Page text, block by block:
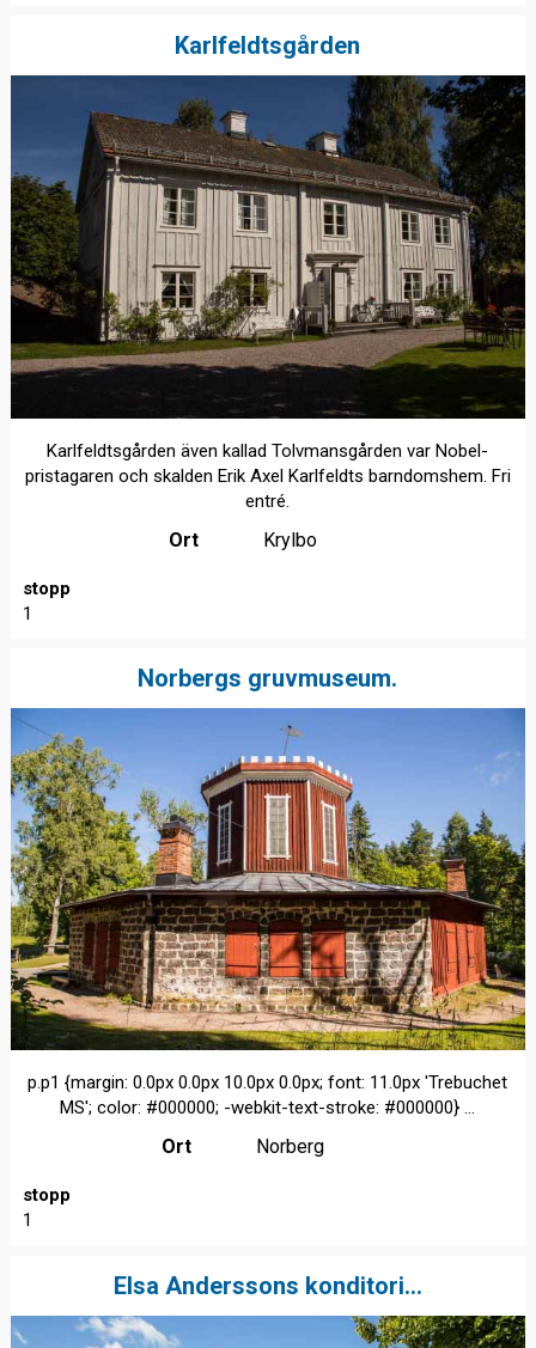
Karlfeldtsgården
Karlfeldtsgården även kallad Tolvmansgården var Nobel-
pristagaren och skalden Erik Axel Karlfeldts barndomshem. Fri
entré.
Ort Krylbo
stopp
1
Norbergs gruvmuseum.
p.p1 {margin: 0.0px 0.0px 10.0px 0.0px; font: 11.0px 'Trebuchet
MS'; color: #000000; -webkit-text-stroke: #000000} ...
Ort Norberg
stopp
1
Elsa Anderssons konditori...